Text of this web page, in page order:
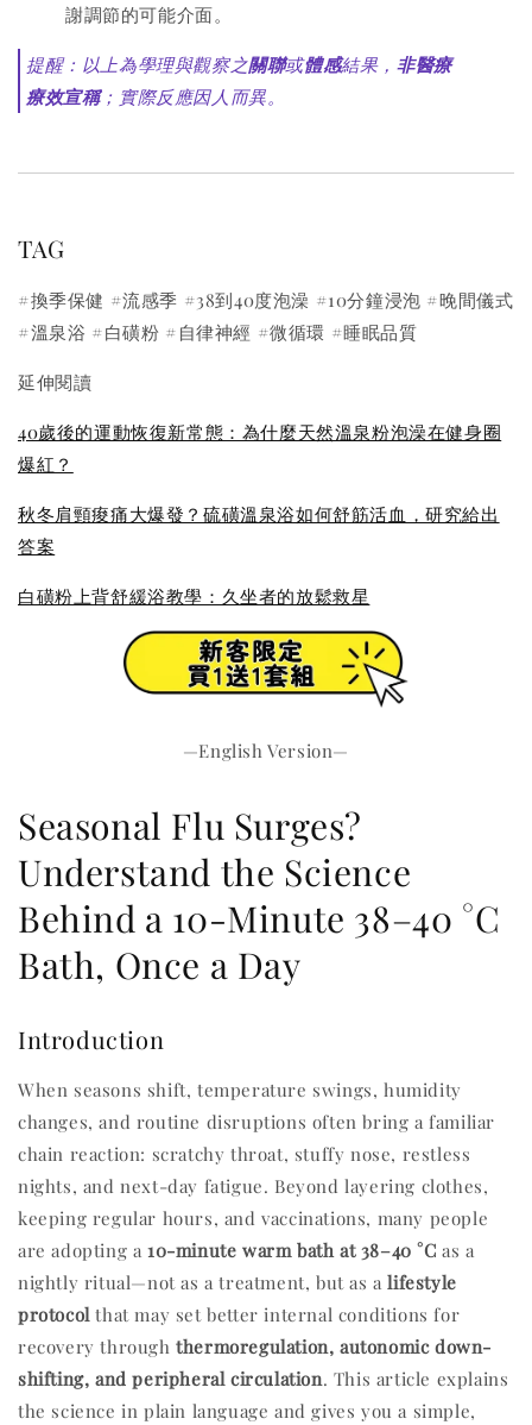
謝調節的可能介面。
提醒：以上為學理與觀察之關聯或體感結果，非醫療
療效宣稱；實際反應因人而異。
TAG
#換季保健 #流感季 #38到40度泡澡 #10分鐘浸泡 #晚間儀式
#溫泉浴 #白磺粉 #自律神經 #微循環 #睡眠品質
延伸閱讀
40歲後的運動恢復新常態：為什麼天然溫泉粉泡澡在健身圈
爆紅？
秋冬肩頸痠痛大爆發？硫磺溫泉浴如何舒筋活血，研究給出
答案
白磺粉上背舒緩浴教學：久坐者的放鬆救星
—English Version—
Seasonal Flu Surges?
Understand the Science
Behind a 10-Minute 38–40 °C
Bath, Once a Day
Introduction
When seasons shift, temperature swings, humidity
changes, and routine disruptions often bring a familiar
chain reaction: scratchy throat, stuffy nose, restless
nights, and next-day fatigue. Beyond layering clothes,
keeping regular hours, and vaccinations, many people
are adopting a 10-minute warm bath at 38–40 °C as a
nightly ritual—not as a treatment, but as alifestyle
protocolthat may set better internal conditions for
recovery throughthermoregulation, autonomic down-
shifting, and peripheral circulation. This article explains
the science in plain language and gives you a simple,